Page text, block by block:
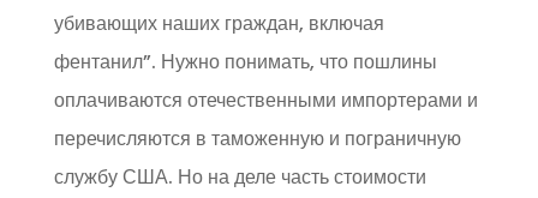
убивающих наших граждан, включая
фентанил”. Нужно понимать, что пошлины
оплачиваются отечественными импортерами и
перечисляются в таможенную и пограничную
службу США. Но на деле часть стоимости